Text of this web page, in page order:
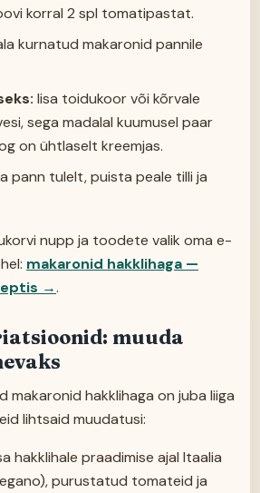
korral 2 spl tomatipastat.
kurnatud makaronid pannile
lisa toidukoor või kõrvale
sega madalal kuumusel paar
on ühtlaselt kreemjas.
pann tulelt, puista peale tilli ja
nupp ja toodete valik oma e-
makaronid hakklihaga —
→.
muuda
makaronid hakklihaga on juba liiga
lihtsaid muudatusi:
hakklihale praadimise ajal Itaalia
purustatud tomateid ja